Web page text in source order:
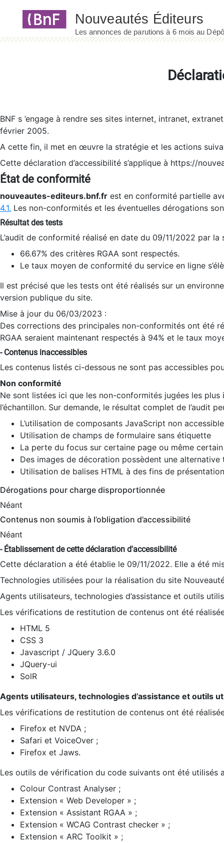
BNF s ’engage à rendre ses sites internet, intranet,
février 2005.
A cette fin, il met en œuvre la stratégie et les actions
Cette déclaration d’accessibilité s’applique à https://
État de conformité
nouveautes-editeurs.bnf.fr est en conformité partielle
4.1. Les non-conformités et les éventuelles dérogations
Résultat des tests
L’audit de conformité réalisé en date du 09/11/2022 par
66.67% des critères RGAA sont respectés.
Le taux moyen de conformité du service en ligne
Il est précisé que les tests ont été réalisés sur un
version publique du site.
Mise à jour du 06/03/2023 :
Des corrections des principales non-conformités ont été
RGAA seraient maintenant respectés à 94% et le taux
- Contenus inaccessibles
Les contenus listés ci-dessous ne sont pas accessibles
Non conformité
Ne sont listées ici que les non-conformités jugées les
l’échantillon. Sur demande, le résultat complet de l’audit
L’utilisation de composants JavaScript non
Utilisation de champs de formulaire sans étiquette
La perte du focus sur certaine page ou même
Des images de décoration possèdent une alternative
Utilisation de balises HTML à des fins de
Dérogations pour charge disproportionnée
Néant
Contenus non soumis à l’obligation d’accessibilité
Néant
- Établissement de cette déclaration d'accessibilité
Cette déclaration a été établie le 09/11/2022. Elle a été
Technologies utilisées pour la réalisation du site
Agents utilisateurs, technologies d’assistance et outils
Les vérifications de restitution de contenus ont été
HTML 5
CSS 3
Javascript / JQuery 3.6.0
JQuery-ui
SolR
Agents utilisateurs, technologies d’assistance et outils
Les vérifications de restitution de contenus ont été
Firefox et NVDA ;
Safari et VoiceOver ;
Firefox et Jaws.
Les outils de vérification du code suivants ont été utilisés
Colour Contrast Analyser ;
Extension « Web Developer » ;
Extension « Assistant RGAA » ;
Extension « WCAG Contrast checker » ;
Extension « ARC Toolkit » ;